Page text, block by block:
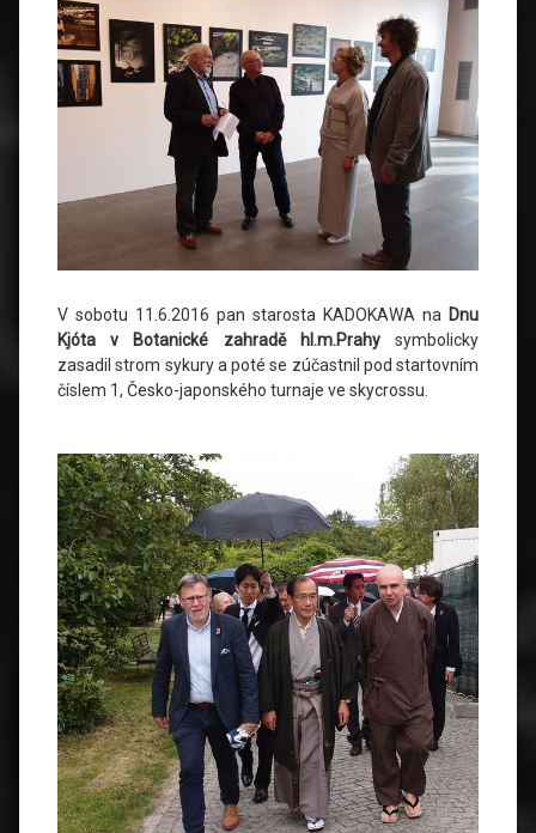
V sobotu 11.6.2016 pan starosta KADOKAWA na Dnu
Kjóta v Botanické zahradě hl.m.Prahysymbolicky
zasadil strom sykury a poté se zúčastnil pod startovním
číslem 1, Česko-japonského turnaje ve skycrossu.